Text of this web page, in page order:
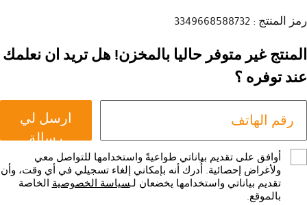
رمز المنتج : 3349668588732
المنتج غير متوفر حاليا بالمخزن! هل تريد ان نعلمك
عند توفره ؟
ارسل لي
رسالة
أوافق على تقديم بياناتي طواعيةً واستخدامها للتواصل معي
ولأغراض إحصائية. أُدرك أنه بإمكاني إلغاء تسجيلي في أي وقت، وأن
تقديم بياناتي واستخدامها يخضعان لـسياسة الخصوصية الخاصة
بالموقع.